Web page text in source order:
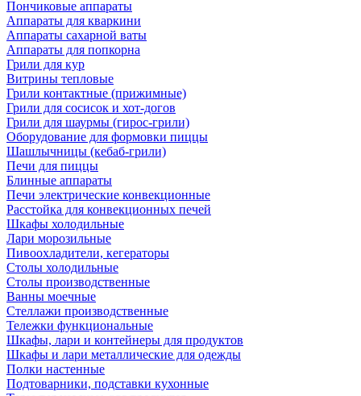
Пончиковые аппараты
Аппараты для кваркини
Аппараты сахарной ваты
Аппараты для попкорна
Грили для кур
Витрины тепловые
Грили контактные (прижимные)
Грили для сосисок и хот-догов
Грили для шаурмы (гирос-грили)
Оборудование для формовки пиццы
Шашлычницы (кебаб-грили)
Печи для пиццы
Блинные аппараты
Печи электрические конвекционные
Расстойка для конвекционных печей
Шкафы холодильные
Лари морозильные
Пивоохладители, кегераторы
Столы холодильные
Столы производственные
Ванны моечные
Стеллажи производственные
Тележки функциональные
Шкафы, лари и контейнеры для продуктов
Шкафы и лари металлические для одежды
Полки настенные
Подтоварники, подставки кухонные